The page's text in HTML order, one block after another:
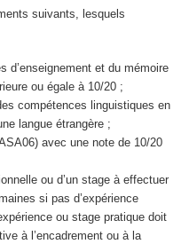
suivants, lesquels
d’enseignement et du mémoire
ou égale à 10/20 ;
compétences linguistiques en
langue étrangère ;
avec une note de 10/20
ou d’un stage à effectuer
si pas d’expérience
ou stage pratique doit
à l’encadrement ou à la